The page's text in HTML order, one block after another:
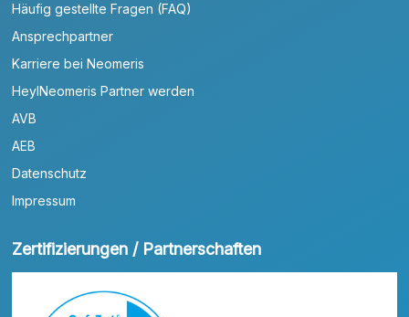
Häufig gestellte Fragen (FAQ)
Ansprechpartner
Karriere bei Neomeris
HeylNeomeris Partner werden
AVB
AEB
Datenschutz
Impressum
Zertifizierungen / Partnerschaften